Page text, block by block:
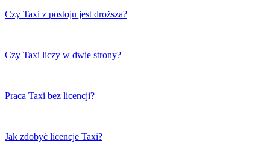
Czy Taxi z postoju jest droższa?
Czy Taxi liczy w dwie strony?
Praca Taxi bez licencji?
Jak zdobyć licencje Taxi?